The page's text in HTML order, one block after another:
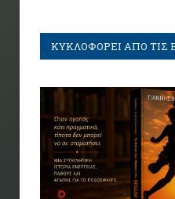
ΚΥΚΛΟΦΟΡΕΙ ΑΠΟ ΤΙΣ